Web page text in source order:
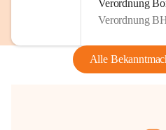
Verordnung
Verordnung
Alle